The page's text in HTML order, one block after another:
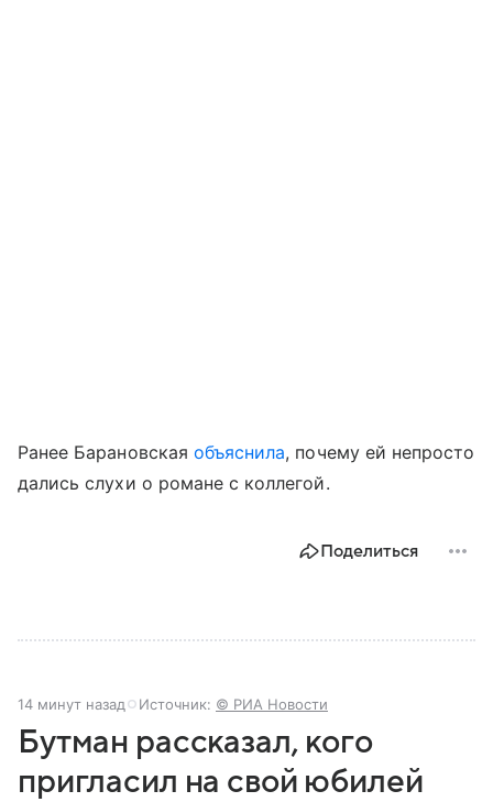
Ранее Барановская объяснила, почему ей непросто
дались слухи о романе с коллегой.
Поделиться
14 минут назад Источник: © РИА Новости
Бутман рассказал, кого
пригласил на свой юбилей